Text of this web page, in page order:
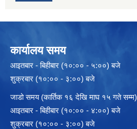
कार्यालय समय
आइतबार - बिहीबार (१०:०० - ५:००) बजे
शुक्रबार (१०:०० - ३:००) बजे
जाडो समय (कार्तिक १६ देखि माघ १५ गते सम्म)
आइतबार - बिहीबार (१०:०० - ४:००) बजे
शुक्रबार (१०:०० - ३:००) बजे